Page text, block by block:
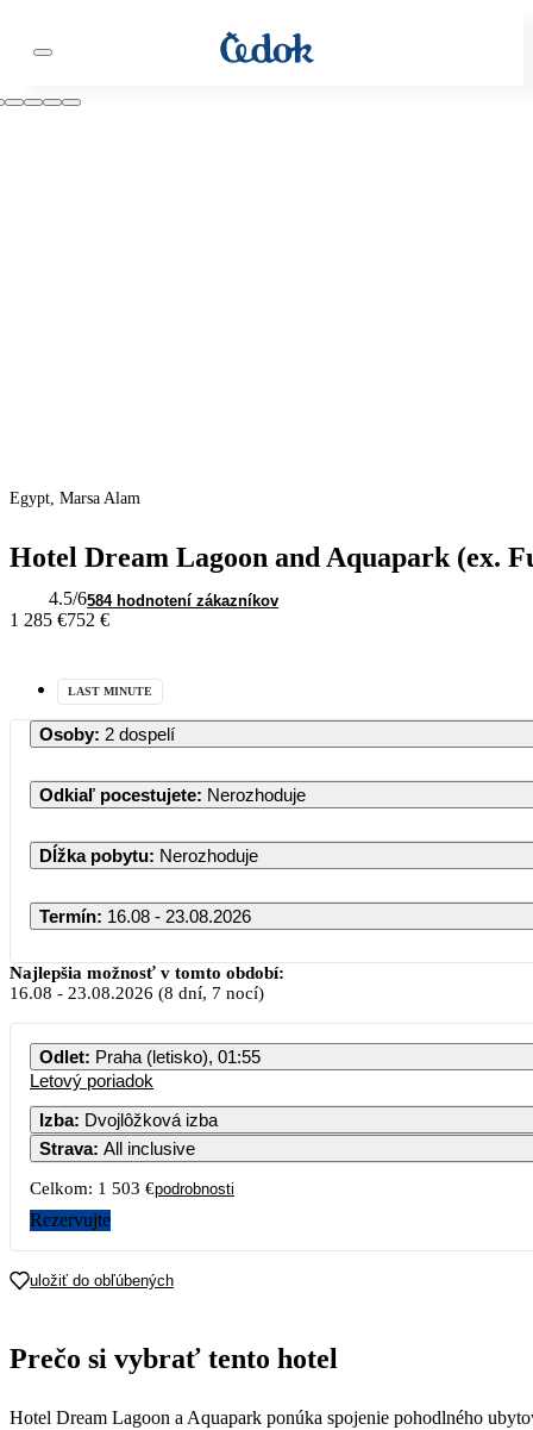
Egypt, Marsa Alam
Hotel Dream Lagoon and Aquapark (ex.
4.5/6584 hodnotení zákazníkov
1 285 €752 €
LAST MINUTE
Osoby: 2 dospelí
Odkiaľ pocestujete: Nerozhoduje
Dĺžka pobytu: Nerozhoduje
Termín: 16.08 - 23.08.2026
Najlepšia možnosť v tomto období:
16.08 - 23.08.2026 (8 dní, 7 nocí)
Odlet: Praha (letisko), 01:55
Letový poriadok
Izba: Dvojlôžková izba
Strava: All inclusive
Celkom: 1 503 €podrobnosti
Rezervujte
uložiť do obľúbených
Prečo si vybrať tento hotel
Hotel Dream Lagoon a Aquapark ponúka spojenie pohodlného